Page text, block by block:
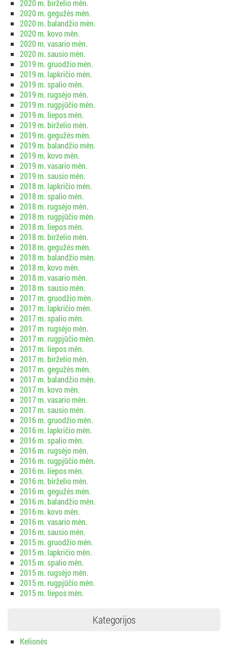
2020 m. birželio mėn.
2020 m. gegužės mėn.
2020 m. balandžio mėn.
2020 m. kovo mėn.
2020 m. vasario mėn.
2020 m. sausio mėn.
2019 m. gruodžio mėn.
2019 m. lapkričio mėn.
2019 m. spalio mėn.
2019 m. rugsėjo mėn.
2019 m. rugpjūčio mėn.
2019 m. liepos mėn.
2019 m. birželio mėn.
2019 m. gegužės mėn.
2019 m. balandžio mėn.
2019 m. kovo mėn.
2019 m. vasario mėn.
2019 m. sausio mėn.
2018 m. lapkričio mėn.
2018 m. spalio mėn.
2018 m. rugsėjo mėn.
2018 m. rugpjūčio mėn.
2018 m. liepos mėn.
2018 m. birželio mėn.
2018 m. gegužės mėn.
2018 m. balandžio mėn.
2018 m. kovo mėn.
2018 m. vasario mėn.
2018 m. sausio mėn.
2017 m. gruodžio mėn.
2017 m. lapkričio mėn.
2017 m. spalio mėn.
2017 m. rugsėjo mėn.
2017 m. rugpjūčio mėn.
2017 m. liepos mėn.
2017 m. birželio mėn.
2017 m. gegužės mėn.
2017 m. balandžio mėn.
2017 m. kovo mėn.
2017 m. vasario mėn.
2017 m. sausio mėn.
2016 m. gruodžio mėn.
2016 m. lapkričio mėn.
2016 m. spalio mėn.
2016 m. rugsėjo mėn.
2016 m. rugpjūčio mėn.
2016 m. liepos mėn.
2016 m. birželio mėn.
2016 m. gegužės mėn.
2016 m. balandžio mėn.
2016 m. kovo mėn.
2016 m. vasario mėn.
2016 m. sausio mėn.
2015 m. gruodžio mėn.
2015 m. lapkričio mėn.
2015 m. spalio mėn.
2015 m. rugsėjo mėn.
2015 m. rugpjūčio mėn.
2015 m. liepos mėn.
Kategorijos
Kelionės